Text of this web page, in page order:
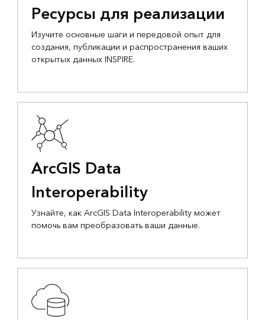
Ресурсы для реализации
Изучите основные шаги и передовой опыт для
создания, публикации и распространения ваших
открытых данных INSPIRE.
ArcGIS Data
Interoperability
Узнайте, как ArcGIS Data Interoperability может
помочь вам преобразовать ваши данные.